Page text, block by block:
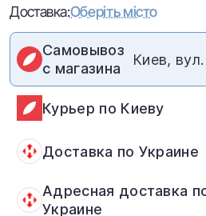
Доставка:Оберіть місто
Самовывоз
с магазина
Киев,
Курьер по Киеву
Доставка по Украине
Адресная доставка
Украине